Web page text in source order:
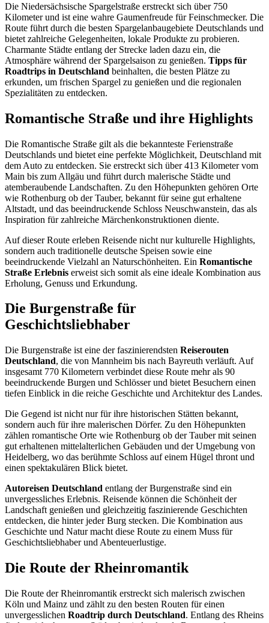
Die Niedersächsische Spargelstraße erstreckt sich über 750
Kilometer und ist eine wahre Gaumenfreude für Feinschmecker. Die
Route führt durch die besten Spargelanbaugebiete Deutschlands und
bietet zahlreiche Gelegenheiten, lokale Produkte zu probieren.
Charmante Städte entlang der Strecke laden dazu ein, die
Atmosphäre während der Spargelsaison zu genießen. Tipps für
Roadtrips in Deutschland beinhalten, die besten Plätze zu
erkunden, um frischen Spargel zu genießen und die regionalen
Spezialitäten zu entdecken.
Romantische Straße und ihre Highlights
Die Romantische Straße gilt als die bekannteste Ferienstraße
Deutschlands und bietet eine perfekte Möglichkeit, Deutschland mit
dem Auto zu entdecken. Sie erstreckt sich über 413 Kilometer vom
Main bis zum Allgäu und führt durch malerische Städte und
atemberaubende Landschaften. Zu den Höhepunkten gehören Orte
wie Rothenburg ob der Tauber, bekannt für seine gut erhaltene
Altstadt, und das beeindruckende Schloss Neuschwanstein, das als
Inspiration für zahlreiche Märchenkonstruktionen diente.
Auf dieser Route erleben Reisende nicht nur kulturelle Highlights,
sondern auch traditionelle deutsche Speisen sowie eine
beeindruckende Vielzahl an Naturschönheiten. Ein Romantische
Straße Erlebnis erweist sich somit als eine ideale Kombination aus
Erholung, Genuss und Erkundung.
Die Burgenstraße für
Geschichtsliebhaber
Die Burgenstraße ist eine der faszinierendsten Reiserouten
Deutschland, die von Mannheim bis nach Bayreuth verläuft. Auf
insgesamt 770 Kilometern verbindet diese Route mehr als 90
beeindruckende Burgen und Schlösser und bietet Besuchern einen
tiefen Einblick in die reiche Geschichte und Architektur des Landes.
Die Gegend ist nicht nur für ihre historischen Stätten bekannt,
sondern auch für ihre malerischen Dörfer. Zu den Höhepunkten
zählen romantische Orte wie Rothenburg ob der Tauber mit seinen
gut erhaltenen mittelalterlichen Gebäuden und der Umgebung von
Heidelberg, wo das berühmte Schloss auf einem Hügel thront und
einen spektakulären Blick bietet.
Autoreisen Deutschland entlang der Burgenstraße sind ein
unvergessliches Erlebnis. Reisende können die Schönheit der
Landschaft genießen und gleichzeitig faszinierende Geschichten
entdecken, die hinter jeder Burg stecken. Die Kombination aus
Geschichte und Natur macht diese Route zu einem Muss für
Geschichtsliebhaber und Abenteuerlustige.
Die Route der Rheinromantik
Die Route der Rheinromantik erstreckt sich malerisch zwischen
Köln und Mainz und zählt zu den besten Routen für einen
unvergesslichen Roadtrip durch Deutschland. Entlang des Rheins